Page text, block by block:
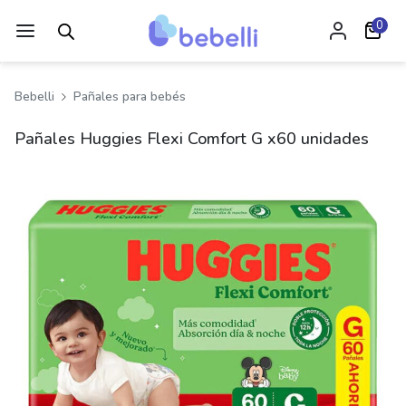
0
Bebelli Pañales para bebés
Pañales Huggies Flexi Comfort G x60 unidades